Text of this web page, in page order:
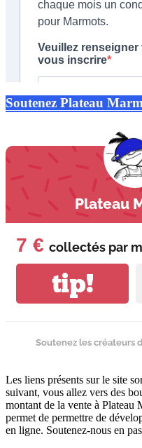
Soutenez Plateau
Plateau
7 € collectés par
tip!
Soutenez les créateurs
Les liens présents sur le site
suivant, vous allez vers des
montant de la vente à Plateau
permet de permettre de
en ligne. Soutenez-nous en